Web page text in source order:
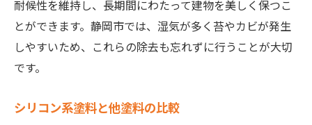
耐候性を維持し、長期間にわたって建物を美しく保つこ
とができます。静岡市では、湿気が多く苔やカビが発生
しやすいため、これらの除去も忘れずに行うことが大切
です。
シリコン系塗料と他塗料の比較